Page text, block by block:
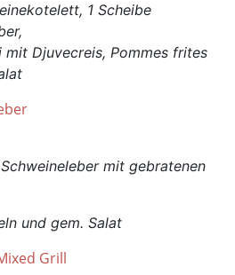
1 Scheibe
mit Djuvecreis, Pommes frites
mit gebratenen
und gem. Salat
Grill